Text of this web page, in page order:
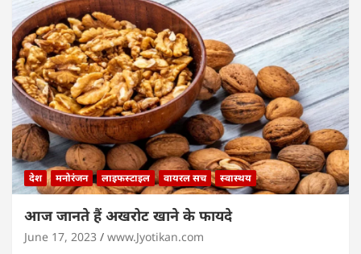
देश मनोरंजन लाइफस्टाइल वायरल सच स्वास्थय
आज जानते हैं अखरोट खाने के फायदे
June 17, 2023 www.Jyotikan.com